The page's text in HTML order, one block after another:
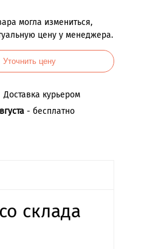
могла измениться,
цену у менеджера.
Уточнить цену
Доставка курьером
- бесплатно
склада